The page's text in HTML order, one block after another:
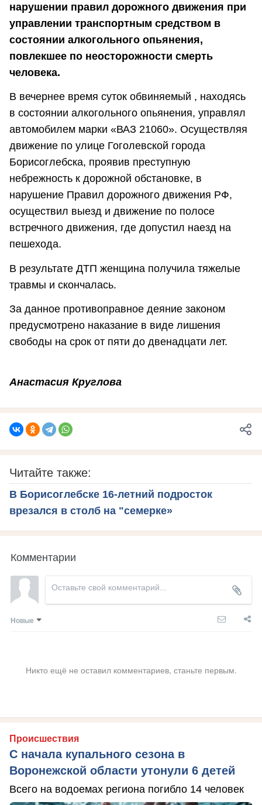
нарушении правил дорожного движения при
управлении транспортным средством в
состоянии алкогольного опьянения,
повлекшее по неосторожности смерть
человека.
В вечернее время суток обвиняемый , находясь
в состоянии алкогольного опьянения, управлял
автомобилем марки «ВАЗ 21060». Осуществляя
движение по улице Гоголевской города
Борисоглебска, проявив преступную
небрежность к дорожной обстановке, в
нарушение Правил дорожного движения РФ,
осуществил выезд и движение по полосе
встречного движения, где допустил наезд на
пешехода.
В результате ДТП женщина получила тяжелые
травмы и скончалась.
За данное противоправное деяние законом
предусмотрено наказание в виде лишения
свободы на срок от пяти до двенадцати лет.
Анастасия Круглова
Читайте также:
В Борисоглебске 16-летний подросток
врезался в столб на "семерке»
Комментарии
Новые
Никто ещё не оставил комментариев, станьте первым.
Происшествия
С начала купального сезона в
Воронежской области утонули 6 детей
Всего на водоемах региона погибло 14 человек